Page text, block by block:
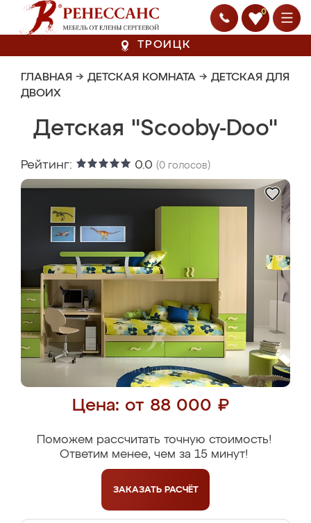
0
ТРОИЦК
ГЛАВНАЯ → ДЕТСКАЯ КОМНАТА → ДЕТСКАЯ ДЛЯ
ДВОИХ
Детская "Scooby-Doo"
Рейтинг: 0.0 (0 голосов)
Цена: от 88 000 ₽
Поможем рассчитать точную стоимость!
Ответим менее, чем за 15 минут!
ЗАКАЗАТЬ РАСЧЁТ